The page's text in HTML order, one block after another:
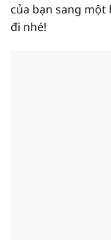
của bạn sang
đi nhé!